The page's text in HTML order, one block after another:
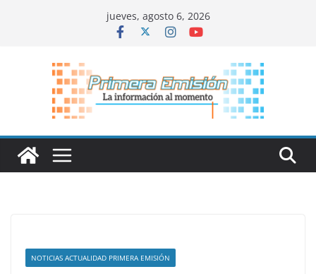
jueves, agosto 6, 2026
NOTICIAS ACTUALIDAD PRIMERA EMISIÓN